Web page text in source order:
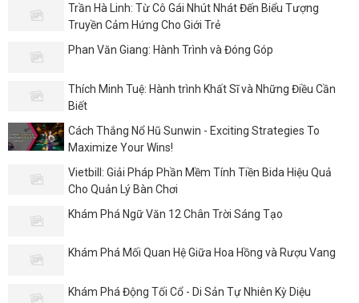
Trần Hà Linh: Từ Cô Gái Nhút Nhát Đến Biểu Tượng
Truyền Cảm Hứng Cho Giới Trẻ
Phan Văn Giang: Hành Trình và Đóng Góp
Thích Minh Tuệ: Hành trình Khất Sĩ và Những Điều Cần
Biết
Cách Thắng Nổ Hũ Sunwin - Exciting Strategies To
Maximize Your Wins!
Vietbill: Giải Pháp Phần Mềm Tính Tiền Bida Hiệu Quả
Cho Quản Lý Bàn Chơi
Khám Phá Ngữ Văn 12 Chân Trời Sáng Tạo
Khám Phá Mối Quan Hệ Giữa Hoa Hồng và Rượu Vang
Khám Phá Động Tối Cổ - Di Sản Tự Nhiên Kỳ Diệu